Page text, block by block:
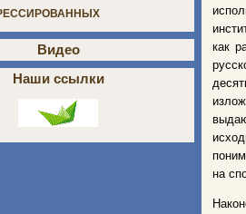
как
на
Видео
Наши ссылки